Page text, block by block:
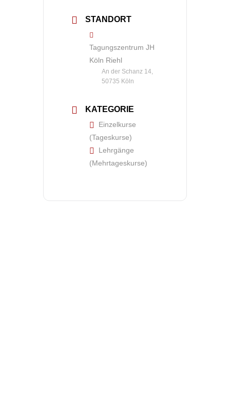
STANDORT
Tagungszentrum JH
Köln Riehl
An der Schanz 14,
50735 Köln
KATEGORIE
Einzelkurse
(Tageskurse)
Lehrgänge
(Mehrtageskurse)